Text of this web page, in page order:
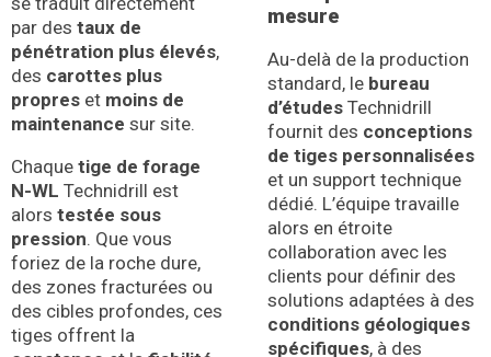
par des taux de
pénétration plus élevés,
des carottes plus
propres et moins de
maintenance sur site.
Chaque tige de forage
N-WL Technidrill est
alors testée sous
pression. Que vous
foriez de la roche dure,
des zones fracturées ou
des cibles profondes, ces
tiges offrent la
mesure
Au-delà de la production
standard, le bureau
d’études Technidrill
fournit des conceptions
de tiges personnalisées
et un support technique
dédié. L’équipe travaille
alors en étroite
collaboration avec les
clients pour définir des
solutions adaptées à des
conditions géologiques
spécifiques, à des